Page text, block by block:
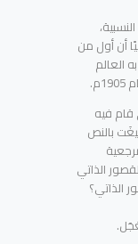
أن أول من
ما قام به العالم
قام فيه
بالنص
الذاتي
الذاتي؟